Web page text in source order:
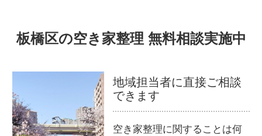
板橋区の空き家整理 無料相談実施中
地域担当者に直接ご相談
できます
空き家整理に関することは何